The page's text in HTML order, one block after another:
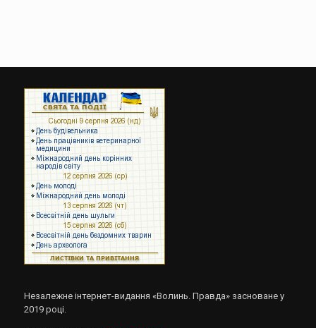
Незалежне інтернет-видання «Волинь. Правда» засноване у
2019 році.